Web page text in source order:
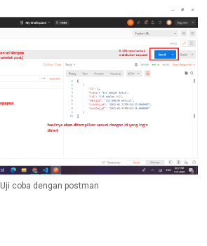
Uji coba dengan postman